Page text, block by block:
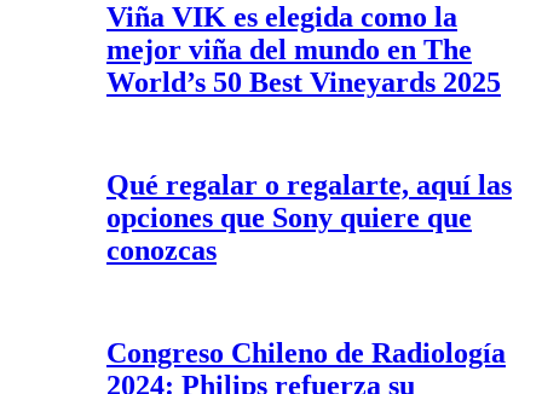
Viña VIK es elegida como la
mejor viña del mundo en The
World’s 50 Best Vineyards 2025
Qué regalar o regalarte, aquí las
opciones que Sony quiere que
conozcas
Congreso Chileno de Radiología
2024: Philips refuerza su